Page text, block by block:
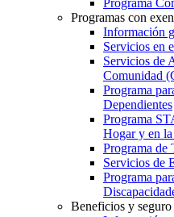
Programas con
Información
Servicios en
Servicios de
Comunidad
Programa
Dependientes
Programa
Hogar y en
Programa de
Servicios de
Programa
Beneficios y